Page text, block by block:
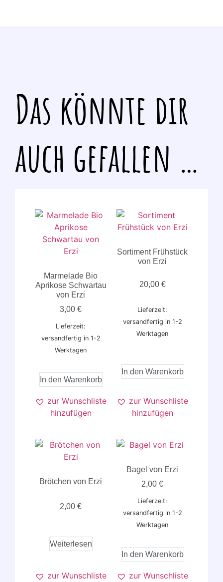
Das könnte dir
auch gefallen …
Marmelade Bio
Aprikose Schwartau
von Erzi
3,00 €
Lieferzeit:
versandfertig in 1-2
Werktagen
In den Warenkorb
zur Wunschliste
hinzufügen
Sortiment Frühstück
von Erzi
20,00 €
Lieferzeit:
versandfertig in 1-2
Werktagen
In den Warenkorb
zur Wunschliste
hinzufügen
Brötchen von Erzi
2,00 €
Weiterlesen
zur Wunschliste
Bagel von Erzi
2,00 €
Lieferzeit:
versandfertig in 1-2
Werktagen
In den Warenkorb
zur Wunschliste